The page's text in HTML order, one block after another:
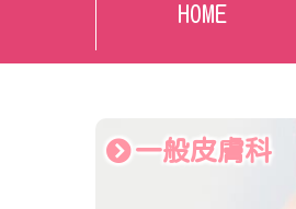
HOME
一般皮膚科